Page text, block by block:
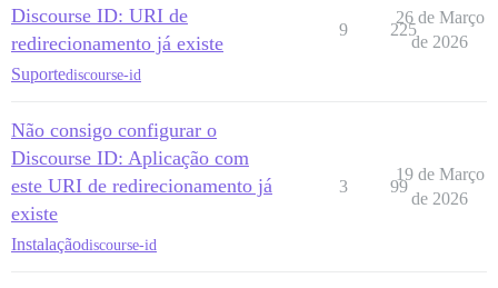
Discourse ID: URI de
redirecionamento já existe
Suportediscourse-id
9 225
26 de Março
de 2026
Não consigo configurar o
Discourse ID: Aplicação com
este URI de redirecionamento já
existe
Instalaçãodiscourse-id
3 99
19 de Março
de 2026